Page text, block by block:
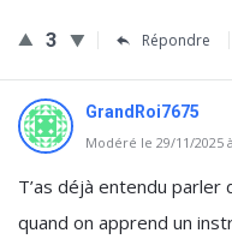
3 Répondre
GrandRoi7675
Modéré le 29/11/2025
T’as déjà entendu parler
quand on apprend un